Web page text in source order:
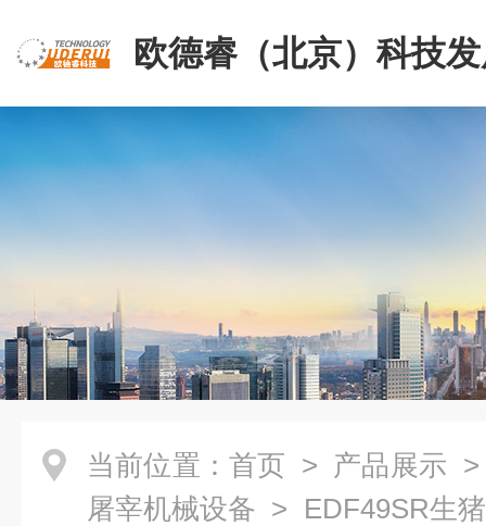
欧德睿（北京）科技
公司
当前位置： 首页 > 产品展示
屠宰机械设备 > EDF49SR生